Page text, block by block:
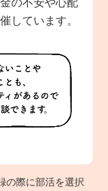
の不安や心配
しています。
の際に部活を選択